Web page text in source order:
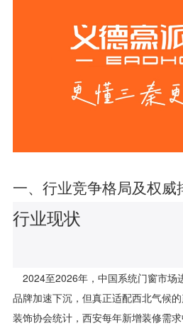
一、行业竞争格局及权威
行业现状
2024至2026年，中国系统门窗市场
品牌加速下沉，但真正适配西北气候
装饰协会统计，西安每年新增装修需